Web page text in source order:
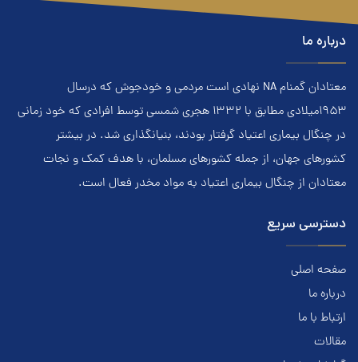
درباره ما
معتادان گمنام NA نهادي است مردمي و خودجوش که درسال
۱۹۵۳ميلادي مطابق با ۱۳۳۲ هجري‌ شمسي توسط افرادي که خود زماني
در چنگال بیماری اعتياد گرفتار بودند، بنيانگذاري شد. در بيشتر
کشور‌هاي جهان، از جمله کشور‌هاي مسلمان، با هدف کمک و نجات
معتادان از چنگال بیماری اعتياد به مواد مخدر فعال است.
دسترسی سریع
صفحه اصلی
درباره ما
ارتباط با ما
مقالات